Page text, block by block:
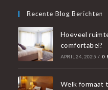
Recente Blog Berichten
Hoeveel
comfortabel?
APRIL 24, 2025 / 0
Welk formaat